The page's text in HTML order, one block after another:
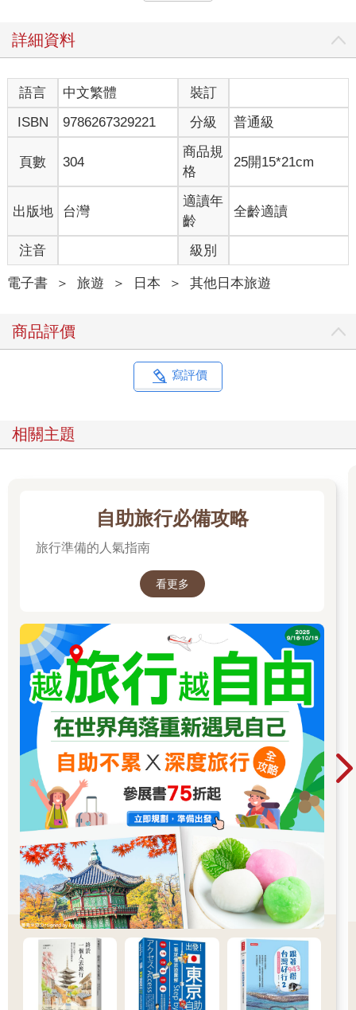
是日本戰後、狹小住宅風潮時期的現代主義建築師，以機能主義
大飯店」的均值比例、細膩分割，就像是用現代語彙重新解讀迴
廊空間、等分柱列等日本傳統建築空間的新手法。
走進大廳，室內氳著柔黃的燈光，紅磚牆面搭配著黑色型鋼，溫
暖卻不失個性；空間裡偶爾看見「那個時代」裡稍嫌華麗的妝
點，卻不顯得庸俗，反而有些高貴。客房內雅致的擺飾與配色、
現代建築主義時代的經典家具，散發著洗練復古的氛圍。大片玻
璃窗外除了遼闊草原外，淺間山的壯麗美景也一併收進眼底。前
幾年，我因為工作經常往返輕井澤，也偶爾會與台灣的家人或朋
友一同探訪，但以往總是前往相同的地方、看相同的風景──而此
地跨過草地、越過小湖後所看見的淺間山景，與過往不同的輕井
澤風光，讓我感覺充滿新意。稍微整頓後，爬下旋轉梯、遊走在
黑色柱廊，漫步於整棟建築，能發現好多清家清設計的小細節。
當引人注目。我們坐在被紅磚包圍住的沙發上，看著窗外的湖泊
與森林，享用美味早餐，開啟美好一日。
用過早餐後，沿著河畔散散步，遠遠看著樹林後、池畔旁的玻璃
弧形建築，在這靜謐的氛圍下顯得簡約清新，優靜典雅地佇立在
→喜歡的設計細節
◆「最小限」的住宿體驗──
[平田晃久｜2019｜東京都千代田区神田三崎町3-10-1]
＋「七小時睡眠」＋「一小時整頓身心」為概念，將都市住宿的
要素換成九個小時，提供都市生活裡剛剛好的住宿機能、剛剛好
的價格，是一座定義全新價值觀的新型態旅店。
9hours於東京、橫濱、大阪到福岡等大城市裡都有據點，並找來
幾位當紅的建築師如平田晃久、芦澤啓治等擔任室內或建築的設
計。二○一八年，平田晃久設計的9Hours淺草店，以淺草寺為中
心，將周邊具有歷史的仲見世商店街景帶進建築，交錯的樓梯像
是攀附在建築物上，替淺草的街道景觀注入了一道新的風景，特
別的建築手法令人印象深刻；可惜淺草店不敵二○二○年爆發的新
冠疫情，二○二一年宣布休業。二○一九年開幕的水道橋店，位於
商業忙碌的市中心裡，比起觀光客取向的旅店，這裡更像是提供
周邊加班或出差的上班族們，一個喘息的空間。
二○二三年的疫情時代尾聲，抓住最後還能遠端工作的機會，我尋
了一個沒有會議的日子，轉換心情到水道橋店住了一晚。水道橋
店一樣由平田晃久設計，白色的建築物佇立在高架橋、水道旁；
高層部有層透明的空間，是提供旅人休憩的大廳，同時有著辦公
空間出租的服務。水道橋店在下午兩點就能Check-in，若有辦公
需求，也可提早到位於六樓的不規則的階梯式空間工作，選擇自
己喜歡的位置與風景工作或會議；大窗外是忙碌的首都高速公路
風景，當天色漸暗，也是該下班休息的時候了。
吃過晚餐、帶著9hours提供的毛巾，到乾淨的共用衛浴洗漱，換
上館內舒服的睡衣、寫著可愛9h標誌的拖鞋，便窩進如蟬蛹般的
詳細資料
語言 中文繁體
裝訂
ISBN
9786267329221 分級 普通級
頁數 304
商品規
格
25開15*21cm
出版地 台灣
適讀年
齡
全齡適讀
注音 級別
電子書 ＞ 旅遊 ＞ 日本 ＞ 其他日本旅遊
商品評價
寫評價
相關主題
自助旅行必備攻略
旅行準備的人氣指南
看更多